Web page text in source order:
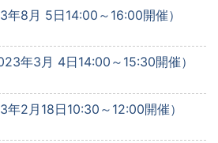
8月 5日14:00～16:00開催）
年3月 4日14:00～15:30開催）
2月18日10:30～12:00開催）